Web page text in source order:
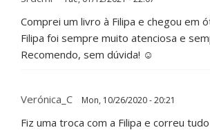
Comprei um livro à Filipa e chegou em
Filipa foi sempre muito atenciosa e
Recomendo, sem dúvida! ☺️
Verónica_C Mon, 10/26/2020 - 20:21
Fiz uma troca com a Filipa e correu